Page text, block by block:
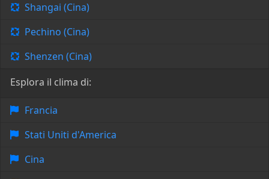
Shangai (Cina)
Pechino (Cina)
Shenzen (Cina)
Esplora il clima di:
Francia
Stati Uniti d'America
Cina